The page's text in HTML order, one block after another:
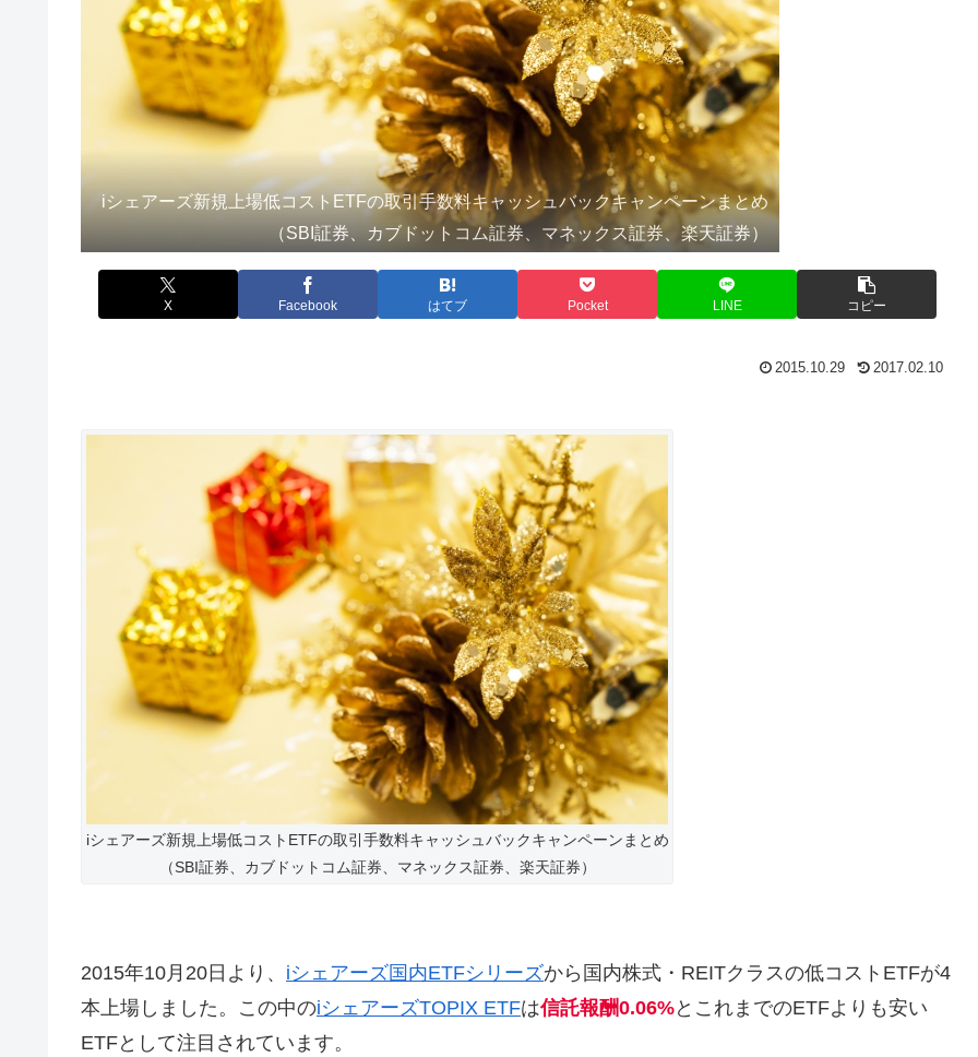
iシェアーズ新規上場低コストETFの取引手数料キャッシュバックキャンペーンまとめ
（SBI証券、カブドットコム証券、マネックス証券、楽天証券）
X Facebook はてブ Pocket LINE コピー
2015.10.29 2017.02.10
iシェアーズ新規上場低コストETFの取引手数料キャッシュバックキャンペーンまとめ
（SBI証券、カブドットコム証券、マネックス証券、楽天証券）
2015年10月20日より、 iシェアーズ国内ETFシリーズから国内株式・REITクラスの低コストETFが4
本上場しました。この中のiシェアーズTOPIX ETFは信託報酬0.06%とこれまでのETFよりも安い
ETFとして注目されています。